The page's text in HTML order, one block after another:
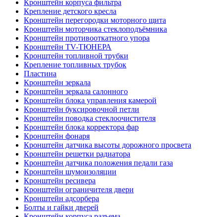
Кронштейн корпуса фильтра
Крепление детского кресла
Кронштейн перегородки моторного щита
Кронштейн моторчика стеклоподъёмника
Кронштейн противооткатного упора
Кронштейн TV-ТЮНЕРА
Кронштейн топливной трубки
Крепление топливных трубок
Пластина
Кронштейн зеркала
Кронштейн зеркала салонного
Кронштейн блока управления камерой
Кронштейн буксировочной петли
Кронштейн поводка стеклоочистителя
Кронштейн блока корректора фар
Кронштейн фонаря
Кронштейн датчика высоты дорожного просвета
Кронштейн решетки радиатора
Кронштейн датчика положения педали газа
Кронштейн шумоизоляции
Кронштейн ресивера
Кронштейн ограничителя двери
Кронштейн адсорбера
Болты и гайки дверей